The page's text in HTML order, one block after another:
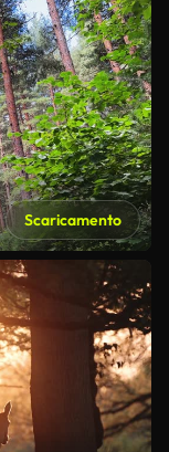
Scaricamento